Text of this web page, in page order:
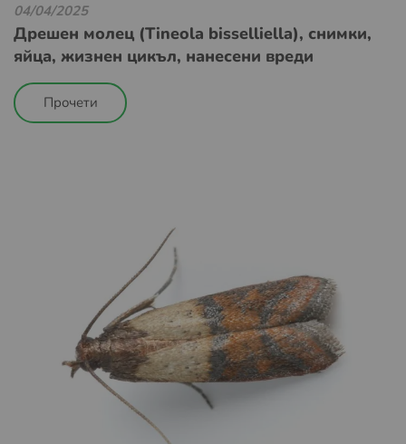
04/04/2025
Дрешен молец (Tineola bisselliella), снимки,
яйца, жизнен цикъл, нанесени вреди
Прочети